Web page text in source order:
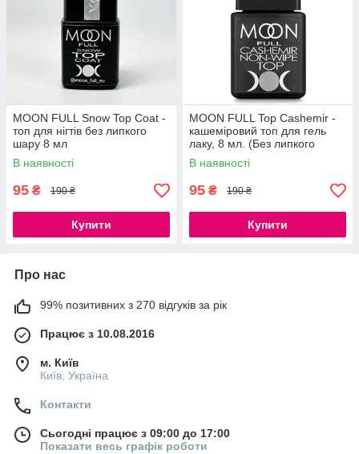
MOON FULL Snow Top Coat -
топ для нігтів без липкого
шару 8 мл
В наявності
95 ₴ 190 ₴
Купити
MOON FULL Top Cashemir -
кашеміровий топ для гель
лаку, 8 мл. (Без липкого
шару)
В наявності
95 ₴ 190 ₴
Купити
Про нас
99% позитивних з 270 відгуків за рік
Працює з 10.08.2016
м. Київ
Київ, Україна
Контакти
Сьогодні працює з 09:00 до 17:00
Показати весь графік роботи